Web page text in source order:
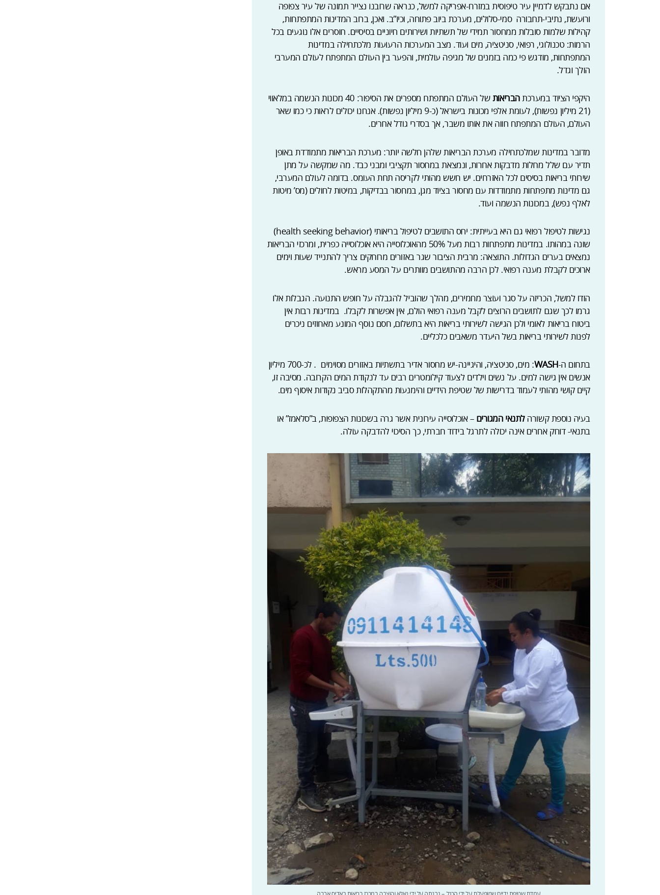
אם נתבקש לדמיין עיר טיפוסית במזרח-אפריקה למשל, כנראה שרובנו נצייר תמונה של עיר צפופה
ורועשת, נתיבי-תחבורה סמי-סלולים, מערכת ביוב פתוחה, וכיו”ב. ואכן, ברוב המדינות המתפתחות,
קהילות שלמות סובלות ממחסור תמידי של תשתיות ושירותים חיוניים בסיסיים. חוסרים אלו נוגעים בכל
הרמות: טכנולוגי, רפואי, סניטציה, מים ועוד. מצב המערכות הרעועות מלכתחילה במדינות
המתפתחות, מודגש פי כמה בזמנים של מגיפה עולמית, והפער בין העולם המתפתח לעולם המערבי
הולך וגדל.
היקפי הציוד במערכתהבריאות
של העולם המתפתח מספרים את הסיפור: 40 מכונות הנשמה במלאווי
(21 מיליון נפשות), לעומת אלפי מכונות בישראל (כ-9 מיליון נפשות). אנחנו יכולים לראות כי כמו שאר
העולם, העולם המתפתח חווה את אותו משבר, אך בסדרי גודל אחרים.
מדובר במדינות שמלכתחילה מערכת הבריאות שלהן חלשה יותר: מערכת הבריאות מתמודדת באופן
תדיר עם שלל מחלות מדבקות אחרות, ונמצאת במחסור תקציבי ומבני כבד. מה שמקשה על מתן
שירותי בריאות בסיסים לכל האזרחים. יש חשש מהותי לקריסה תחת העומס. בדומה לעולם המערבי,
גם מדינות מתפתחות מתמודדות עם מחסור בציוד מגן, במחסור בבדיקות, במיטות לחולים (מס’ מיטות
לאלף נפש), במכונות הנשמה ועוד.
נגישות לטיפול רפואי גם היא בעייתית: יחס התושבים לטיפול בריאותי (health seeking behavior)
שונה במהותו. במדינות מתפתחות רבות מעל 50% מהאוכלוסייה היא אוכלוסייה כפרית, ומרכזי הבריאות
נמצאים בערים הגדולות. התוצאה: מרבית הציבור שגר באזורים מרוחקים צריך להתנייד שעות וימים
ארוכים לקבלת מענה רפואי. לכן הרבה מהתושבים מוותרים על המסע מראש.
הודו למשל, הכריזה על סגר ועוצר מחמירים, מהלך שהוביל להגבלה על חופש התנועה. הגבלות אלו
גרמו לכך שגם לתושבים הרוצים לקבל מענה רפואי הולם, אין אפשרות לקבלו. במדינות רבות אין
ביטוח בריאות לאומי ולכן הגישה לשירותי בריאות היא בתשלום, חסם נוסף המונע מאחוזים ניכרים
לפנות לשירותי בריאות בשל היעדר משאבים כלכליים.
בתחום ה-WASH
: מים, סניטציה, והיגיינה-יש מחסור אדיר בתשתיות באזורים מסוימים . לכ-700 מיליון
אנשים אין גישה למים. על נשים וילדים לצעוד קילומטרים רבים עד לנקודת המים הקרובה. מסיבה זו,
קיים קושי מהותי לעמוד בדרישות של שטיפת הידיים והימנעות מהתקהלות סביב נקודות איסוף מים.
בעיה נוספת קשורהלתנאי המגורים– אוכלוסייה עירונית אשר גרה בשכונות הצפופות, ב”סלאמז” או
בתנאי- דוחק אחרים אינה יכולה לתרגל בידוד חברתי, כך הסיכוי להדבקה עולה.